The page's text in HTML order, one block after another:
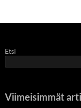
Etsi
Viimeisimmät